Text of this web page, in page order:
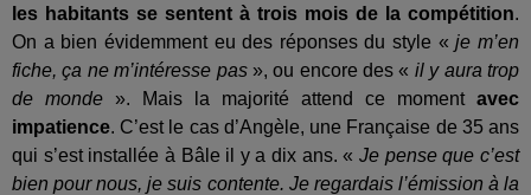
les habitants se sentent à trois mois de la compétition.
On a bien évidemment eu des réponses du style «je m’en
fiche, ça ne m’intéresse pas », ou encore des « il y aura trop
de monde ». Mais la majorité attend ce moment avec
impatience. C’est le cas d’Angèle, une Française de 35 ans
qui s’est installée à Bâle il y a dix ans. «Je pense que c’est
bien pour nous, je suis contente. Je regardais l’émission à la